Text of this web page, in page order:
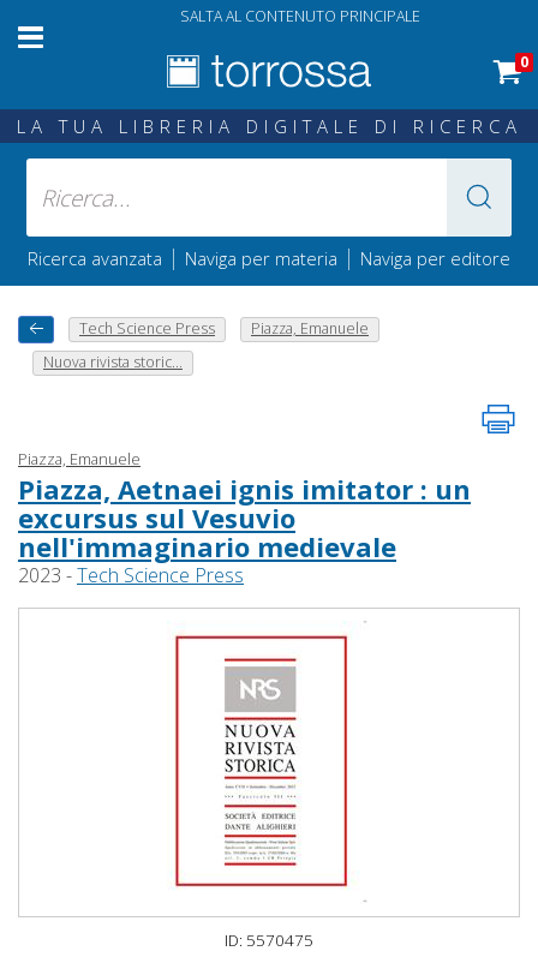
SALTA AL CONTENUTO PRINCIPALE
0
LA TUA LIBRERIA DIGITALE DI RICERCA
Ricerca avanzata | Naviga per materia | Naviga per editore
Tech Science Press
Piazza, Emanuele
Nuova rivista storic...
Piazza, Emanuele
Piazza, Aetnaei ignis imitator : un
excursus sul Vesuvio
nell'immaginario medievale
2023 -Tech Science Press
ID: 5570475